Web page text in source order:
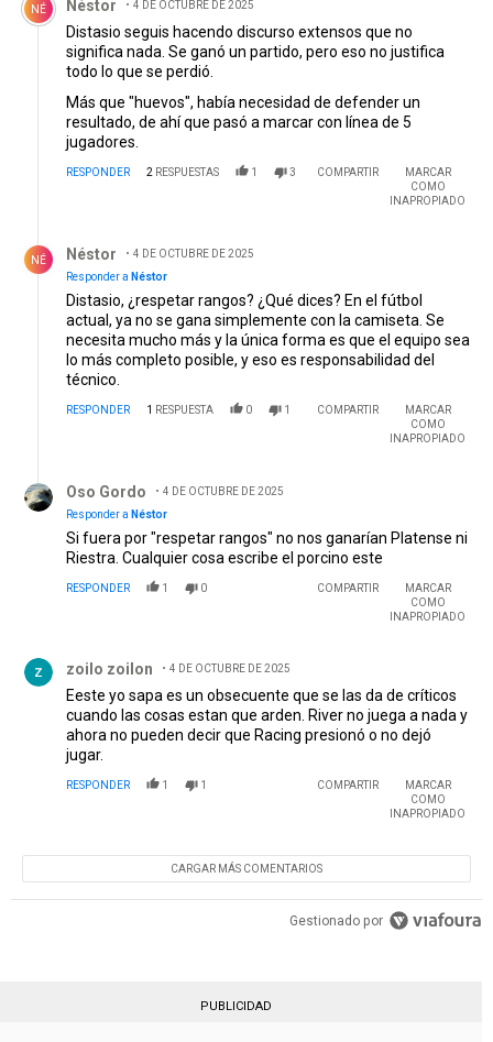
NÉ Néstor 4 DE OCTUBRE DE 2025
Distasio seguis hacendo discurso extensos que no
significa nada. Se ganó un partido, pero eso no justifica
todo lo que se perdió.
Más que "huevos", había necesidad de defender un
resultado, de ahí que pasó a marcar con línea de 5
jugadores.
RESPONDER 2 RESPUESTAS 1 3 COMPARTIR
MARCAR
COMO
INAPROPIADO
NÉ Néstor
4 DE OCTUBRE DE 2025
Responder a Néstor
Distasio, ¿respetar rangos? ¿Qué dices? En el fútbol
actual, ya no se gana simplemente con la camiseta. Se
necesita mucho más y la única forma es que el equipo sea
lo más completo posible, y eso es responsabilidad del
técnico.
RESPONDER 1 RESPUESTA 0 1 COMPARTIR
MARCAR
COMO
INAPROPIADO
Oso Gordo
4 DE OCTUBRE DE 2025
Responder a Néstor
Si fuera por "respetar rangos" no nos ganarían Platense ni
Riestra. Cualquier cosa escribe el porcino este
RESPONDER 1 0 COMPARTIR
MARCAR
COMO
INAPROPIADO
zoilo zoilon 4 DE OCTUBRE DE 2025
Eeste yo sapa es un obsecuente que se las da de críticos
cuando las cosas estan que arden. River no juega a nada y
ahora no pueden decir que Racing presionó o no dejó
jugar.
RESPONDER 1 1 COMPARTIR
MARCAR
COMO
INAPROPIADO
CARGAR MÁS COMENTARIOS
Gestionado por
PUBLICIDAD